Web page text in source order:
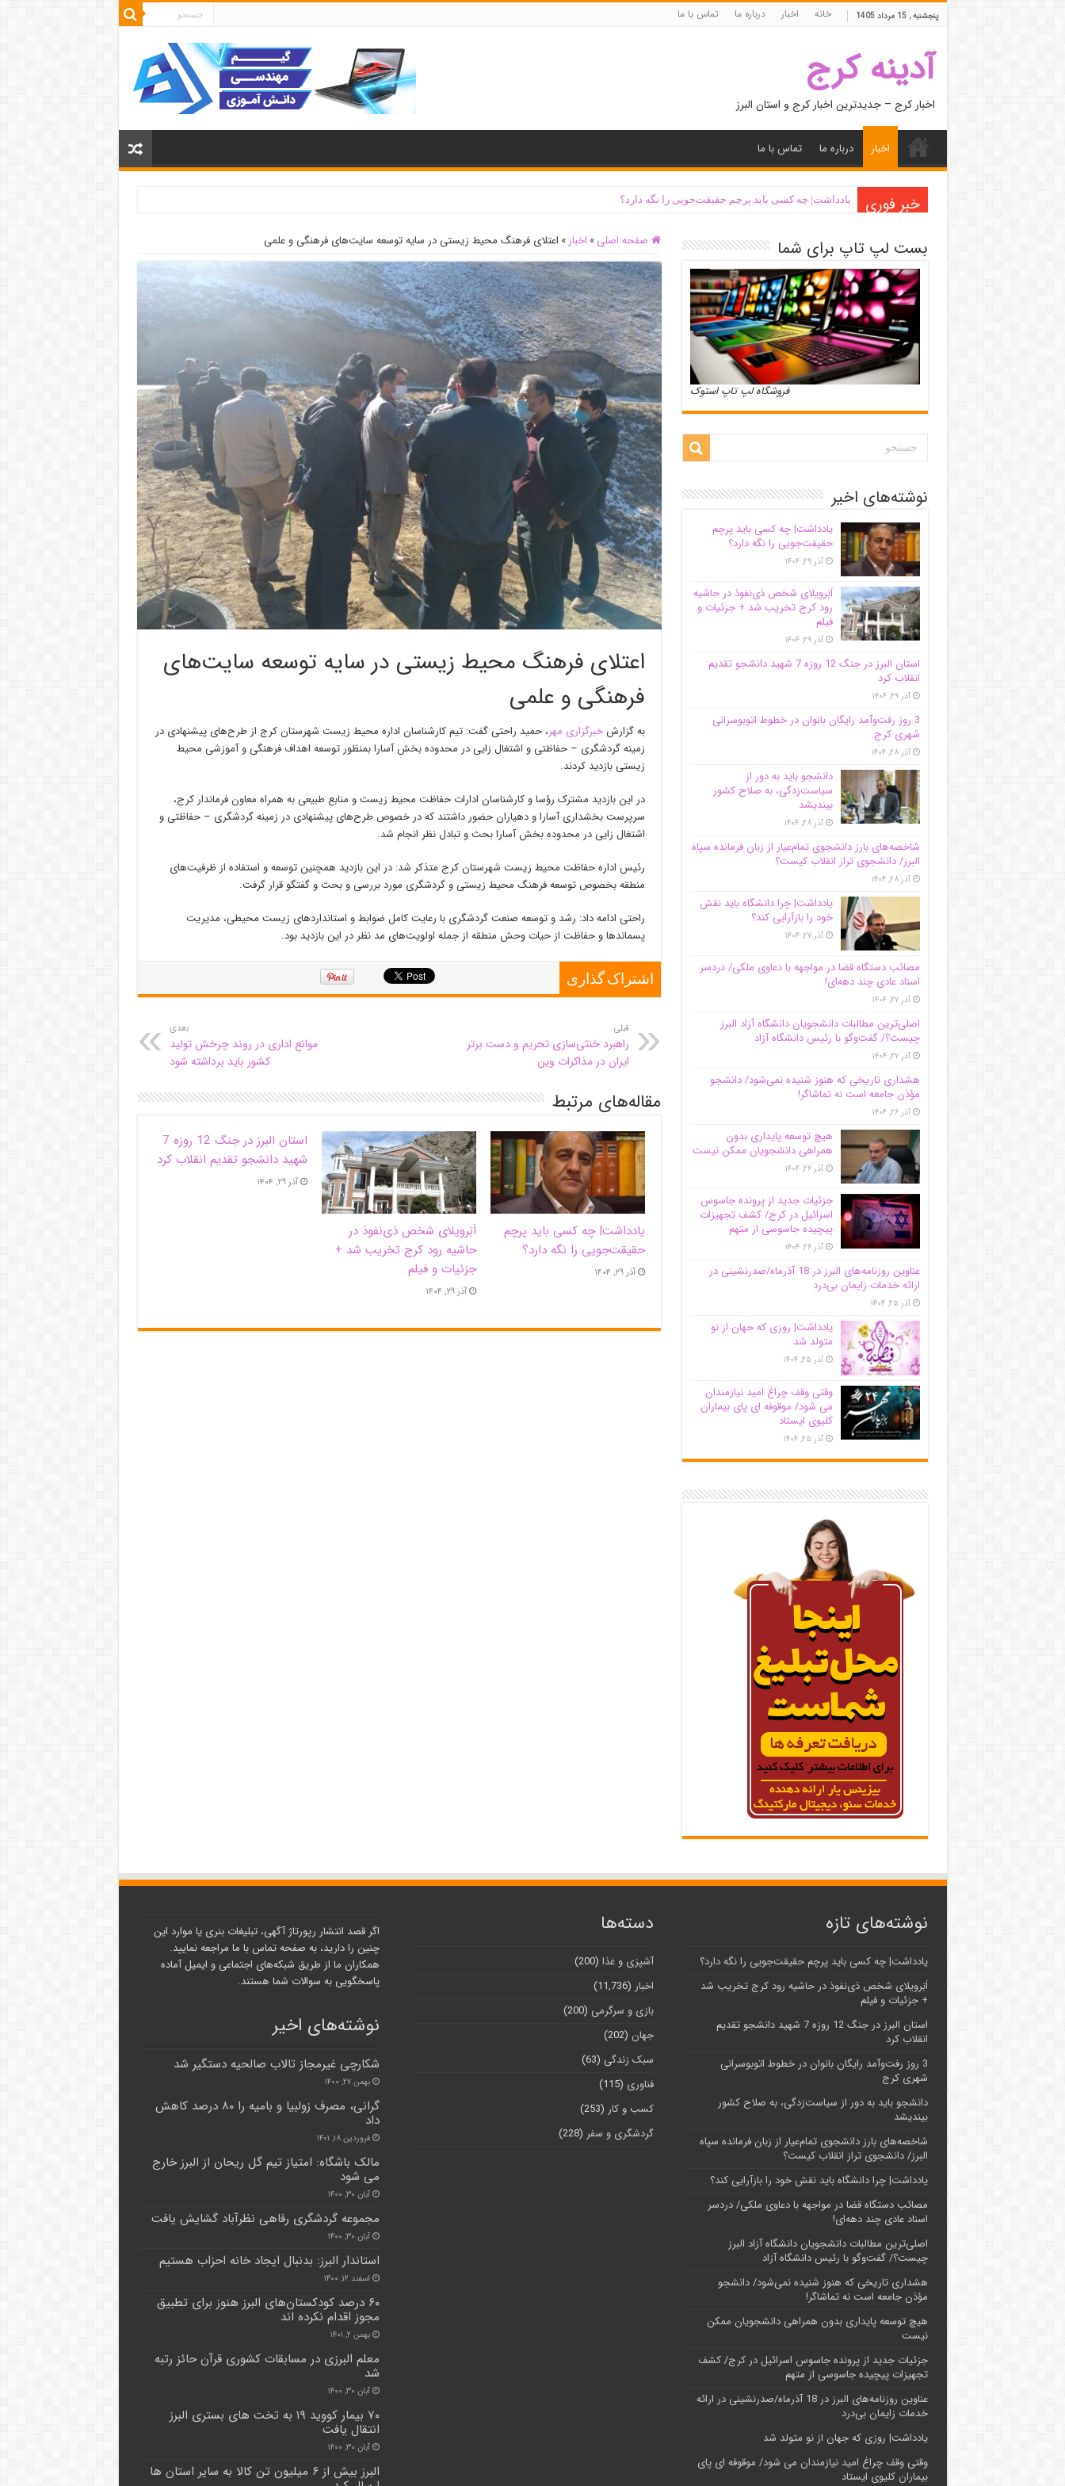
پنجشنبه , 15 مرداد 1405 خانه اخبار درباره ما تماس با ما
آدینه کرج
اخبار کرج – جدیدترین اخبار کرج و استان البرز
اخبار درباره ما تماس با ما
خبر فوری یادداشت| ‌چه کسی باید پرچم حقیقت‌جویی را نگه دارد؟
صفحه اصلی » اخبار » اعتلای فرهنگ محیط زیستی در سایه توسعه سایت‌های فرهنگی و علمی
اعتلای فرهنگ محیط زیستی در سایه توسعه سایت‌های
فرهنگی و علمی
به گزارشخبرگزاری مهر، حمید راحتی گفت: تیم کارشناسان اداره محیط زیست شهرستان کرج از طرح‌های پیشنهادی در
زمینه گردشگری – حفاظتی و اشتغال زاییدر محدوده بخشآسارابمنظور توسعه اهداف فرهنگی و آموزشی محیط
زیستی بازدید کردند.
در این بازدید مشترک رؤسا و کارشناسان ادارات حفاظت محیط زیست و منابع طبیعی به همراه معاون فرماندار کرج،
سرپرست بخشداریآساراو دهیاران حضور داشتند که در خصوص طرح‌های پیشنهادی در زمینه گردشگری – حفاظتی و
اشتغال زاییدر محدوده بخشآسارابحث و تبادل نظر انجام شد.
رئیس اداره حفاظت محیط زیست شهرستان کرج متذکر شد: در این بازدید همچنین توسعه و استفاده از ظرفیت‌های
منطقه بخصوص توسعه فرهنگ محیط زیستی و گردشگری مورد بررسی و بحث و گفتگو قرار گرفت.
راحتی ادامه داد: رشد و توسعه صنعت گردشگری با رعایت کامل ضوابط و استانداردهای زیست محیطی، مدیریت
پسماندها و حفاظت از حیات وحش منطقه از جمله اولویت‌های مد نظر در این بازدید بود.
اشتراک گذاری
قبلی
راهبرد خنثی‌سازی تحریم‌ و دست برتر
ایران در مذاکرات وین
بعدی
موانع اداری در روند چرخش تولید
کشور باید برداشته شود
مقاله‌های مرتبط
یادداشت| ‌چه کسی باید پرچم
حقیقت‌جویی را نگه دارد؟
آذر ۲۹, ۱۴۰۴
اَبَر‌ویلای شخص ذی‌نفوذ در
حاشیه‌ رود کرج تخریب شد +
جزئیات و فیلم
آذر ۲۹, ۱۴۰۴
استان البرز در جنگ 12 روزه 7
شهید دانشجو تقدیم انقلاب کرد
آذر ۲۹, ۱۴۰۴
بست لپ تاپ برای شما
فروشگاه لپ تاپ استوک
نوشته‌های اخیر
یادداشت| ‌چه کسی باید پرچم
حقیقت‌جویی را نگه دارد؟
آذر ۲۹, ۱۴۰۴
اَبَر‌ویلای شخص ذی‌نفوذ در حاشیه‌
رود کرج تخریب شد + جزئیات و
فیلم
آذر ۲۹, ۱۴۰۴
استان البرز در جنگ 12 روزه 7 شهید دانشجو تقدیم
انقلاب کرد
آذر ۲۹, ۱۴۰۴
3 روز رفت‌وآمد رایگان بانوان در خطوط اتوبوسرانی
شهری کرج
آذر ۲۸, ۱۴۰۴
دانشجو باید به دور از
سیاست‌زدگی، به صلاح کشور
بیندیشد
آذر ۲۸, ۱۴۰۴
شاخصه‌های بارز دانشجوی تمام‌عیار از زبان فرمانده سپاه
البرز/ دانشجوی تراز انقلاب کیست؟
آذر ۲۸, ۱۴۰۴
یادداشت| چرا دانشگاه باید نقش
خود را بازآرایی کند؟
آذر ۲۷, ۱۴۰۴
مصائب دستگاه قضا در مواجهه با دعاوی ملکی/ دردسر
اسناد عادی چند‌ دهه‌ای!
آذر ۲۷, ۱۴۰۴
اصلی‌ترین مطالبات دانشجویان دانشگاه آزاد البرز
چیست؟/ گفت‌وگو با رئیس دانشگاه آز‌اد
آذر ۲۷, ۱۴۰۴
هشداری تاریخی که هنوز شنیده نمی‌شود/ دانشجو
مؤذن جامعه است نه تماشاگر!
آذر ۲۶, ۱۴۰۴
هیچ توسعه پایداری بدون
همراهی دانشجویان ممکن نیست
آذر ۲۶, ۱۴۰۴
جزئیات جدید از پرونده جاسوس
اسرائیل در کرج/‌ کشف تجهیزات
پیچیده جاسوسی از متهم
آذر ۲۶, ۱۴۰۴
عناوین روزنامه‌های البرز در ‌18 آذرماه/صدرنشینی در
ارائه خدمات زایمان بی‌درد
آذر ۲۵, ۱۴۰۴
یادداشت| روزی که جهان از نو
متولد شد
آذر ۲۵, ۱۴۰۴
وقتی وقف چراغ امید نیازمندان
می شود/ موقوفه ای پای بیماران
کلیوی ایستاد
آذر ۲۵, ۱۴۰۴
نوشته‌های تازه
یادداشت| ‌چه کسی باید پرچم حقیقت‌جویی را نگه دارد؟
اَبَر‌ویلای شخص ذی‌نفوذ در حاشیه‌ رود کرج تخریب شد
+ جزئیات و فیلم
استان البرز در جنگ 12 روزه 7 شهید دانشجو تقدیم
انقلاب کرد
3 روز رفت‌وآمد رایگان بانوان در خطوط اتوبوسرانی
شهری کرج
دانشجو باید به دور از سیاست‌زدگی، به صلاح کشور
بیندیشد
شاخصه‌های بارز دانشجوی تمام‌عیار از زبان فرمانده سپاه
البرز/ دانشجوی تراز انقلاب کیست؟
یادداشت| چرا دانشگاه باید نقش خود را بازآرایی کند؟
مصائب دستگاه قضا در مواجهه با دعاوی ملکی/ دردسر
اسناد عادی چند‌ دهه‌ای!
اصلی‌ترین مطالبات دانشجویان دانشگاه آزاد البرز
چیست؟/ گفت‌وگو با رئیس دانشگاه آز‌اد
هشداری تاریخی که هنوز شنیده نمی‌شود/ دانشجو
مؤذن جامعه است نه تماشاگر!
هیچ توسعه پایداری بدون همراهی دانشجویان ممکن
نیست
جزئیات جدید از پرونده جاسوس اسرائیل در کرج/‌ کشف
تجهیزات پیچیده جاسوسی از متهم
عناوین روزنامه‌های البرز در ‌18 آذرماه/صدرنشینی در ارائه
خدمات زایمان بی‌درد
یادداشت| روزی که جهان از نو متولد شد
وقتی وقف چراغ امید نیازمندان می شود/ موقوفه ای پای
بیماران کلیوی ایستاد
دسته‌ها
آشپزی و غذا (200)
اخبار (11,736)
بازی و سرگرمی (200)
جهان (202)
سبک زندگی (63)
فناوری (115)
کسب و کار (253)
گردشگری و سفر (228)
اگر قصد انتشار رپورتاژ آگهی، تبلیغات بنری یا موارد این
چنین را دارید، به صفحه تماس با ما مراجعه نمایید.
همکاران ما از طریق شبکه‌های اجتماعی و ایمیل آماده
پاسخگویی به سوالات شما هستند.
نوشته‌های اخیر
شکارچی غیرمجاز تالاب صالحیه دستگیر شد
بهمن ۲۷, ۱۴۰۰
گرانی، مصرف زولبیا و بامیه را ۸۰ درصد کاهش
داد
فروردین ۱۸, ۱۴۰۱
مالک باشگاه: امتیاز تیم گل ریحان از البرز خارج
می شود
آبان ۳۰, ۱۴۰۰
مجموعه گردشگری رفاهی نظرآباد گشایش یافت
آبان ۳۰, ۱۴۰۰
استاندار البرز: بدنبال ایجاد خانه احزاب هستیم
اسفند ۱۲, ۱۴۰۰
۶۰ درصد کودکستان‌های البرز هنوز برای تطبیق
مجوز اقدام نکرده اند
بهمن ۲, ۱۴۰۱
معلم البرزی در مسابقات کشوری قرآن حائز رتبه
شد
آبان ۳۰, ۱۴۰۰
۷۰ بیمار کووید ۱۹ به تخت های بستری البرز
انتقال یافت
آبان ۳۰, ۱۴۰۰
البرز بیش از ۶ میلیون تن کالا به سایر استان ها